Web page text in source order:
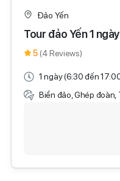
Đảo Yến
Tour đảo Yến 1 ngày
5 (4 Reviews)
1 ngày (6:30 đến
Biển đảo, Ghép đoàn,